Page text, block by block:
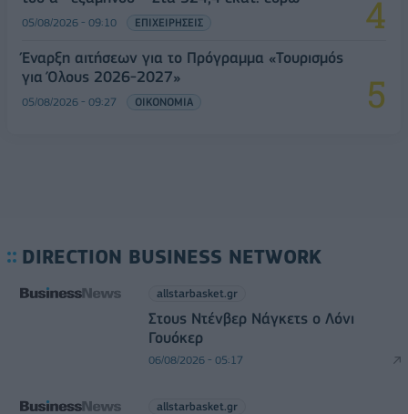
05/08/2026 - 09:10 ΕΠΙΧΕΙΡΗΣΕΙΣ
Έναρξη αιτήσεων για το Πρόγραμμα «Τουρισμός
για Όλους 2026-2027»
05/08/2026 - 09:27 ΟΙΚΟΝΟΜΙΑ
DIRECTION BUSINESS NETWORK
allstarbasket.gr
Στους Ντένβερ Νάγκετς ο Λόνι
Γουόκερ
06/08/2026 - 05:17
allstarbasket.gr